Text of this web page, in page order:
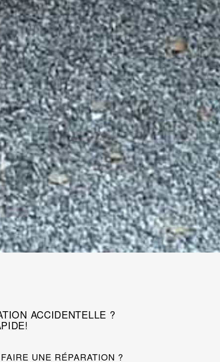
ACCIDENTELLE ?
UNE RÉPARATION ?